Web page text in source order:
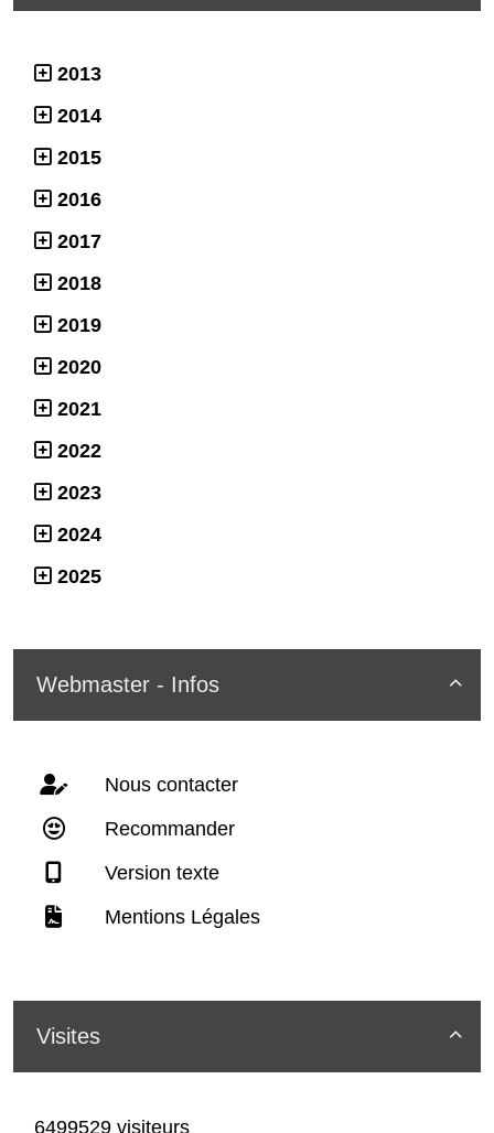
2013
2014
2015
2016
2017
2018
2019
2020
2021
2022
2023
2024
2025

Webmaster - Infos
Nous contacter
Recommander
Version texte
Mentions Légales

Visites
6499529 visiteurs